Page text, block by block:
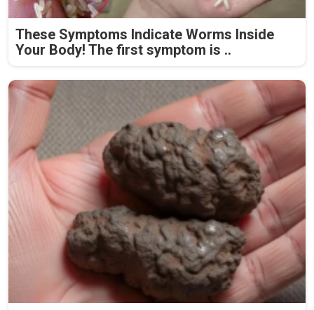
These Symptoms Indicate Worms Inside
Your Body! The first symptom is ..